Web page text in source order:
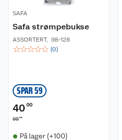
SAFA
Safa strømpebukse
ASSORTERT, 98-128
☆☆☆☆☆ (0)
SPAR 59
40 00
9990
På lager (+100)
Våre butikker
Våre merkevarer
Coop kjeder
Bærekraft
Reklamasjon og garanti
Ofte stilte spørsmål
Betalingsalternativer
Pakkesporing
Coop medlem